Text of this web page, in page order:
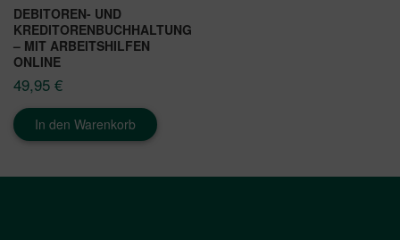
DEBITOREN- UND
KREDITORENBUCHHALTUNG
– MIT ARBEITSHILFEN
ONLINE
49,95 €
In den Warenkorb